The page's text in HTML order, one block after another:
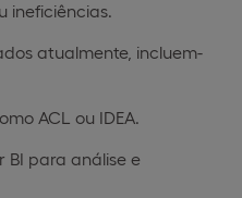
ineficiências.
atualmente, incluem-
ACL ou IDEA.
BI para análise e